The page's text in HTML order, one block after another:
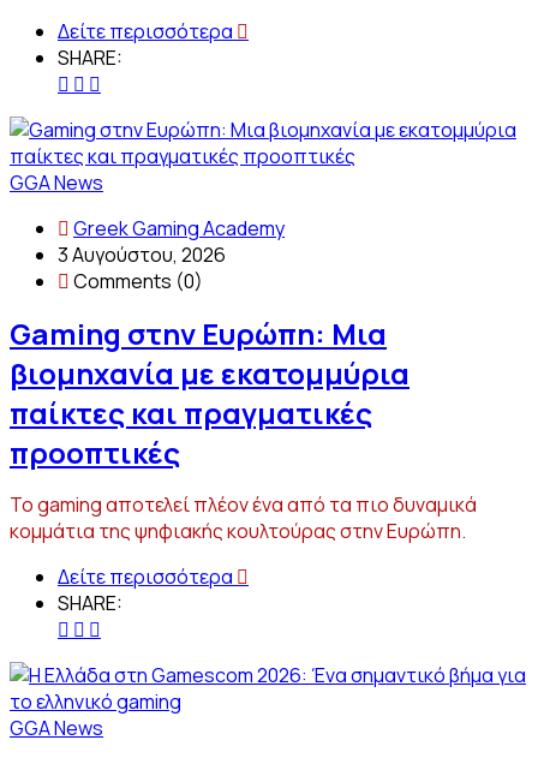
Δείτε περισσότερα
SHARE:
GGA News
Greek Gaming Academy
3 Αυγούστου, 2026
Comments (0)
Gaming στην Ευρώπη: Μια
βιομηχανία με εκατομμύρια
παίκτες και πραγματικές
προοπτικές
Το gaming αποτελεί πλέον ένα από τα πιο δυναμικά
κομμάτια της ψηφιακής κουλτούρας στην Ευρώπη.
Δείτε περισσότερα
SHARE:
GGA News